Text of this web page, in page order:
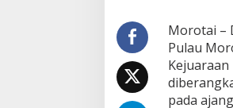
Morotai –
Pulau
Kejuaraan
pada